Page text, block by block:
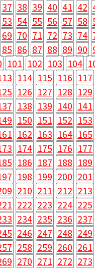
37 38 39 40 41 42
53 54 55 56 57 58
69 70 71 72 73 74
85 86 87 88 89 90
101 102 103 104
114 115 116 117
126 127 128 129
138 139 140 141
150 151 152 153
162 163 164 165
174 175 176 177
186 187 188 189
198 199 200 201
210 211 212 213
222 223 224 225
234 235 236 237
246 247 248 249
258 259 260 261
270 271 272 273